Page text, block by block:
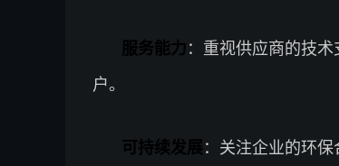
服务能力：重视供应商的技
户。
可持续发展：关注企业的环